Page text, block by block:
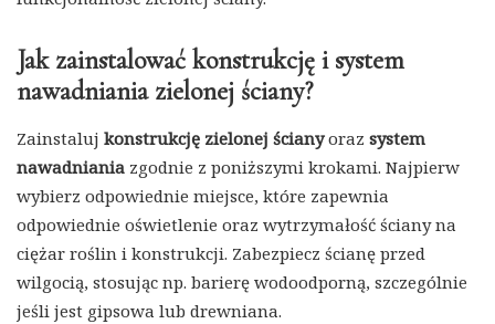
Jak zainstalować konstrukcję i system
nawadniania zielonej ściany?
Zainstaluj konstrukcję zielonej ścianyoraz system
nawadniania zgodnie z poniższymi krokami. Najpierw
wybierz odpowiednie miejsce, które zapewnia
odpowiednie oświetlenie oraz wytrzymałość ściany na
ciężar roślin i konstrukcji. Zabezpiecz ścianę przed
wilgocią, stosując np. barierę wodoodporną, szczególnie
jeśli jest gipsowa lub drewniana.